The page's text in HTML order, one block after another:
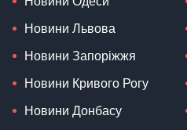
Новини Львова
Новини Запоріжжя
Новини Кривого Рогу
Новини Донбасу